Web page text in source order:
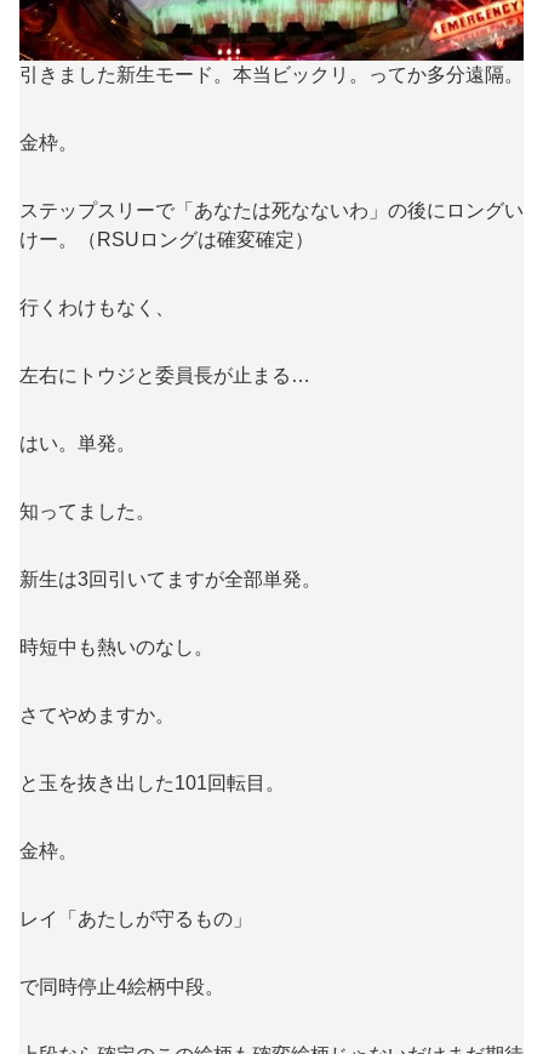
引きました新生モード。本当ビックリ。ってか多分遠隔。
金枠。
ステップスリーで「あなたは死なないわ」の後にロングい
けー。（RSUロングは確変確定）
行くわけもなく、
左右にトウジと委員長が止まる…
はい。単発。
知ってました。
新生は3回引いてますが全部単発。
時短中も熱いのなし。
さてやめますか。
と玉を抜き出した101回転目。
金枠。
レイ「あたしが守るもの」
で同時停止4絵柄中段。